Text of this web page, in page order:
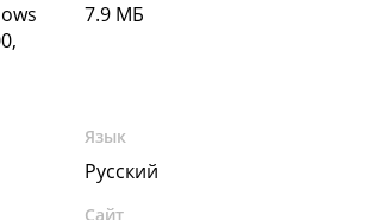
7.9 МБ
Язык
Русский
Сайт